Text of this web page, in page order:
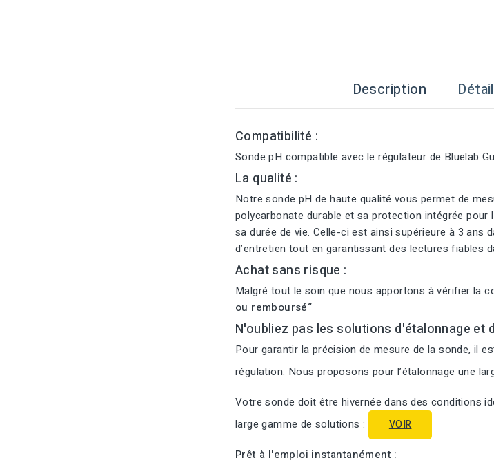
Description
Compatibilité :
Sonde pH compatible avec le régulateur de Bluelab
La qualité :
Notre sonde pH de haute qualité vous permet de
polycarbonate durable et sa protection intégrée
sa durée de vie. Celle-ci est ainsi supérieure à 3 ans
d’entretien tout en garantissant des lectures fiables
Achat sans risque :
Malgré tout le soin que nous apportons à vérifier la
ou remboursé“
N'oubliez pas les solutions d'étalonnage et
Pour garantir la précision de mesure de la sonde, il
régulation. Nous proposons pour l’étalonnage une
Votre sonde doit être hivernée dans des conditions
large gamme de solutions :
VOIR
Prêt à l'emploi instantanément :